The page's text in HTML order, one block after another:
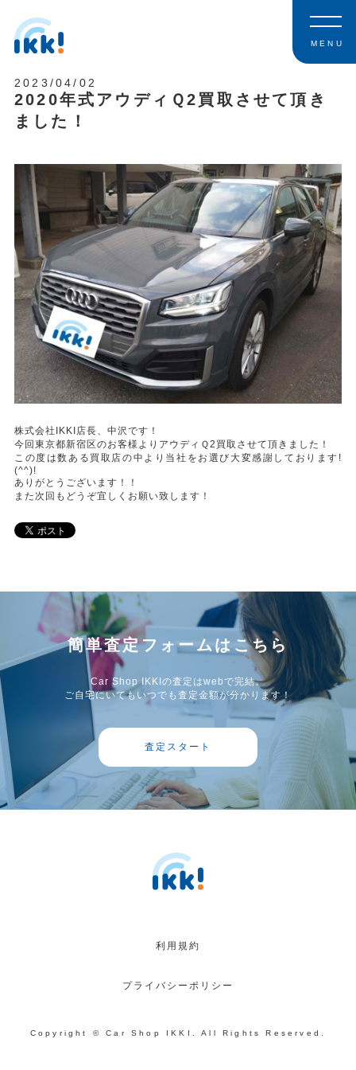
MENU
2023/04/02
2020年式アウディＱ2買取させて頂き
ました！
株式会社IKKI店長、中沢です！
今回東京都新宿区のお客様よりアウディＱ2買取させて頂きました！
この度は数ある買取店の中より当社をお選び大変感謝しております!
(^^)!
ありがとうございます！！
また次回もどうぞ宜しくお願い致します！
簡単査定フォームはこちら
Car Shop IKKIの査定はwebで完結。
ご自宅にいてもいつでも査定金額が分かります！
査定スタート
利用規約
プライバシーポリシー
Copyright © Car Shop IKKI. All Rights Reserved.